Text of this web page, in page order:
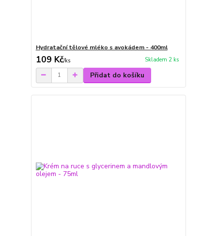
Hydratační tělové mléko s avokádem - 400ml
109 Kč/ks Skladem 2 ks
Přidat do košíku